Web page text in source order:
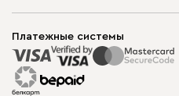
Способы оплаты
Рассрочка и кредит
Гарантия
Карта сайта
Корпусная мебель
Распродажа мебели
Платежные системы